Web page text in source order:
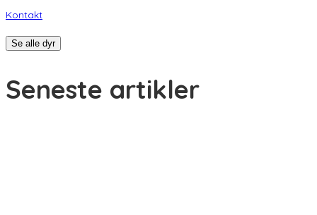
Kontakt
Se alle dyr
Seneste artikler